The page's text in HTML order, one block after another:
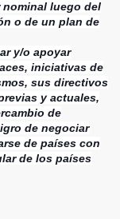
nominal luego del
o de un plan de
y/o apoyar
iniciativas de
sus directivos
y actuales,
de
de negociar
de países con
de los países